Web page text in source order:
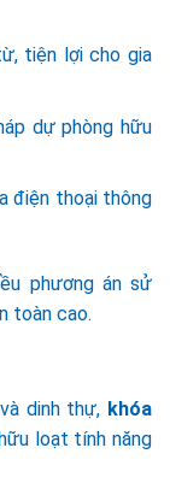
tiện lợi cho gia
dự phòng hữu
điện thoại thông
phương án sử
toàn cao.
dinh thự, khóa
loạt tính năng